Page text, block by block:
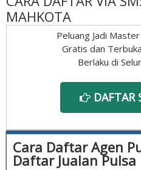
MAHKOTA
Peluang Jadi
Gratis dan
Berlaku di
DAFTAR
Cara Daftar Agen
Daftar Jualan